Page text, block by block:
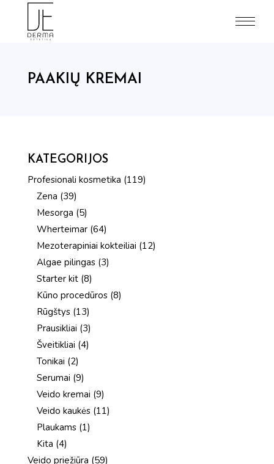
content
PAAKIŲ KREMAI
KATEGORIJOS
Profesionali kosmetika 119119
produktų
Zena 3939
produktai
Mesorga 55
produktai
Wherteimar 6464
produktai
Mezoterapiniai kokteiliai 1212
produktų
Algae pilingas 33
produktai
Starter kit 88
produktai
Kūno procedūros 88
produktai
Rūgštys 1313
produktų
Prausikliai 33
produktai
Šveitikliai 44
produktai
Tonikai 22
produktai
Serumai 99
produktai
Veido kremai 99
produktai
Veido kaukės 1111
produktų
Plaukams 11
produktas
Kita 44
produktai
Veido priežiūra 5959